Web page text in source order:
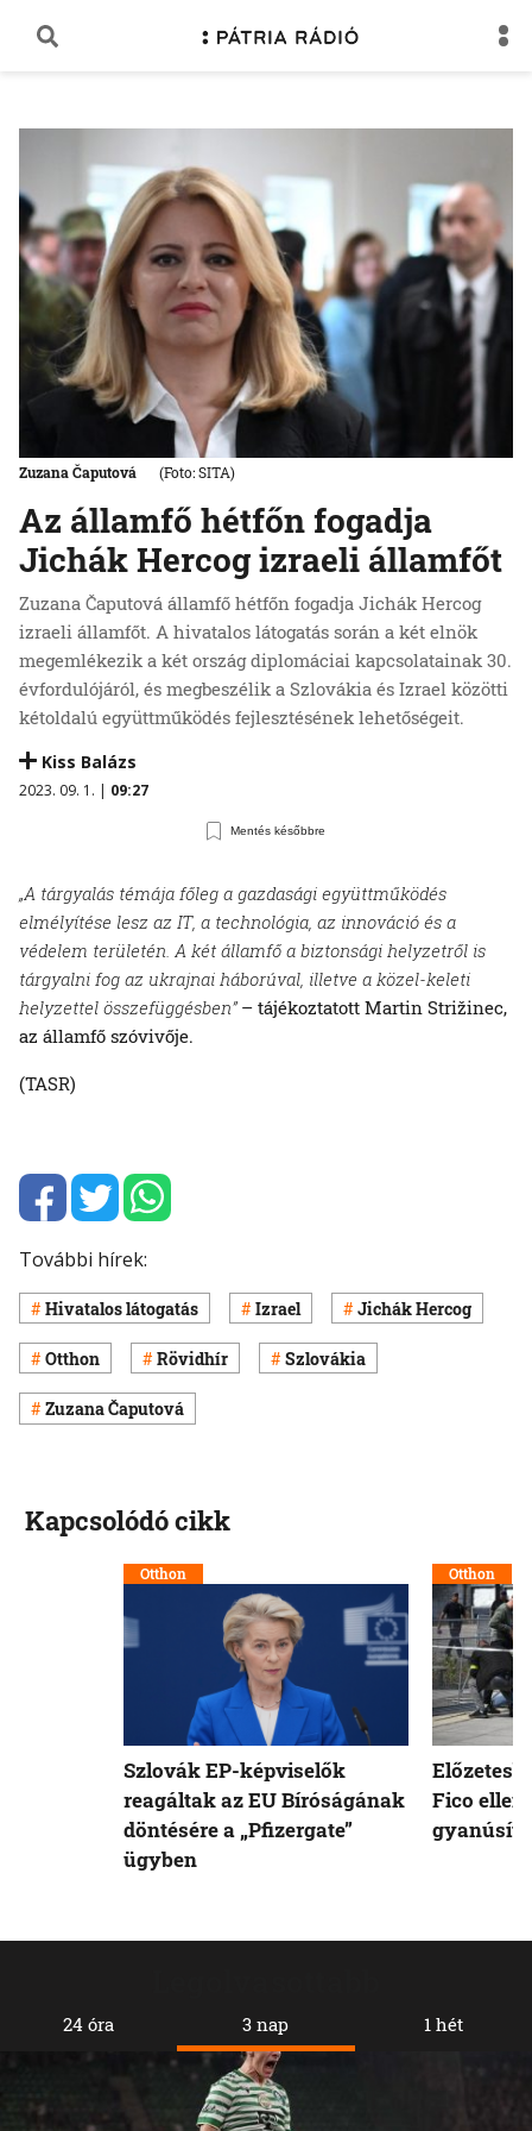
Az államfő hétfőn fogadja
Jichák Hercog izraeli államfőt
Zuzana Čaputová államfő hétfőn fogadja Jichák Hercog
izraeli államfőt. A hivatalos látogatás során a két elnök
megemlékezik a két ország diplomáciai kapcsolatainak 30.
évfordulójáról, és megbeszélik a Szlovákia és Izrael közötti
kétoldalú együttműködés fejlesztésének lehetőségeit.
Kiss Balázs
2023. 09. 1. | 09:27
Mentés későbbre
Zuzana Čaputová (Foto: SITA)
„A tárgyalás témája főleg a gazdasági együttműködés
elmélyítése lesz az IT, a technológia, az innováció és a
védelem területén. A két államfő a biztonsági helyzetről is
tárgyalni fog az ukrajnai háborúval, illetve a közel-keleti
helyzettel összefüggésben”– tájékoztatott Martin Strižinec,
az államfő szóvivője.
(TASR)
További hírek:
Hivatalos látogatás Izrael Jichák Hercog
Otthon Rövidhír Szlovákia
Zuzana Čaputová
24 óra 3 nap 1 hét
Kapcsolódó cikk
Otthon
Szlovák EP-képviselők
reagáltak az EU Bíróságának
döntésére a „Pfizergate”
ügyben
Otthon
Fico